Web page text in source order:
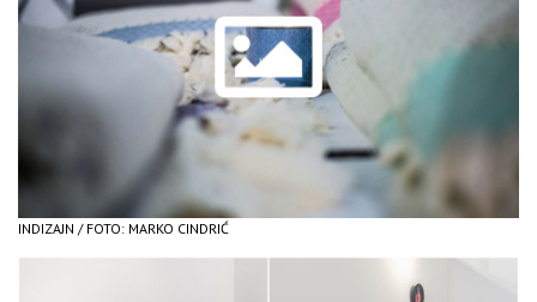
INDIZAJN / FOTO: MARKO CINDRIĆ